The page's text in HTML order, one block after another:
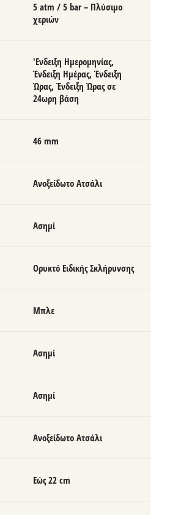
5 atm / 5 bar – Πλύσιμο
χεριών
'Ενδειξη Ημερομηνίας,
Ένδειξη Ημέρας, Ένδειξη
Ώρας, Ένδειξη Ώρας σε
24ωρη βάση
46 mm
Ανοξείδωτο Ατσάλι
Ασημί
Ορυκτό Ειδικής Σκλήρυνσης
Μπλε
Ασημί
Ασημί
Ανοξείδωτο Ατσάλι
Εώς 22 cm